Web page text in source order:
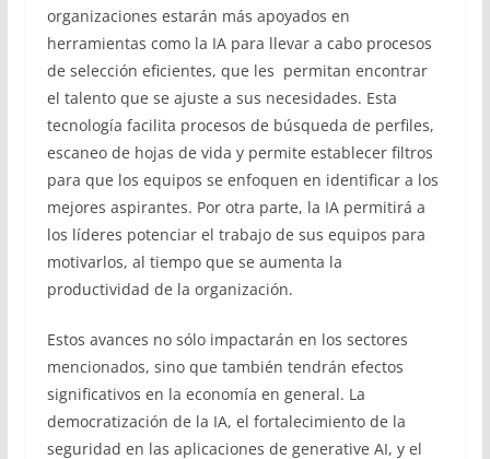
organizaciones estarán más apoyados en
herramientas como la IA para llevar a cabo procesos
de selección eficientes, que les permitan encontrar
el talento que se ajuste a sus necesidades. Esta
tecnología facilita procesos de búsqueda de perfiles,
escaneo de hojas de vida y permite establecer filtros
para que los equipos se enfoquen en identificar a los
mejores aspirantes. Por otra parte, la IA permitirá a
los líderes potenciar el trabajo de sus equipos para
motivarlos, al tiempo que se aumenta la
productividad de la organización.
Estos avances no sólo impactarán en los sectores
mencionados, sino que también tendrán efectos
significativos en la economía en general. La
democratización de la IA, el fortalecimiento de la
seguridad en las aplicaciones de generative AI, y el